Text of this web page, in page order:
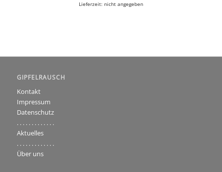
Lieferzeit: nicht angegeben
GIPFELRAUSCH
Kontakt
Impressum
Datenschutz
. . . . . . . . . . . . .
Aktuelles
. . . . . . . . . . . . .
Über uns